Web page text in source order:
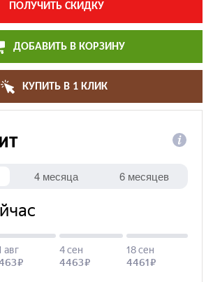
ПОЛУЧИТЬ СКИДКУ
ДОБАВИТЬ В КОРЗИНУ
КУПИТЬ В 1 КЛИК